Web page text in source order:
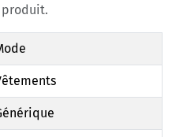
produit.